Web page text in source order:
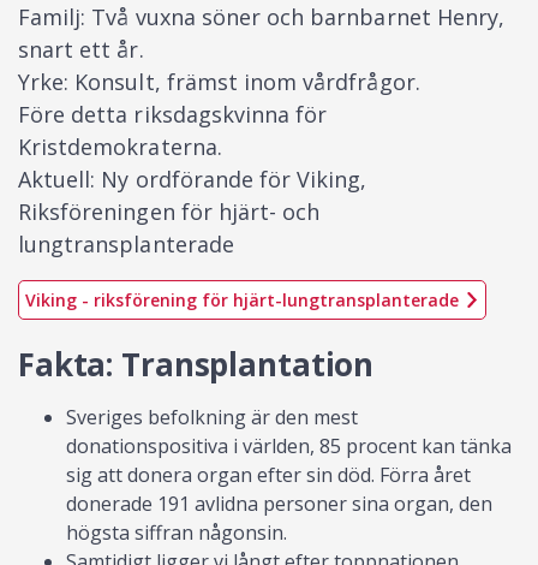
Familj: Två vuxna söner och barnbarnet Henry,
snart ett år.
Yrke: Konsult, främst inom vårdfrågor.
Före detta riksdagskvinna för
Kristdemokraterna.
Aktuell: Ny ordförande för Viking,
Riksföreningen för hjärt- och
lungtransplanterade
Viking - riksförening för hjärt-lungtransplanterade
Fakta: Transplantation
Sveriges befolkning är den mest
donationspositiva i världen, 85 procent kan tänka
sig att donera organ efter sin död. Förra året
donerade 191 avlidna personer sina organ, den
högsta siffran någonsin.